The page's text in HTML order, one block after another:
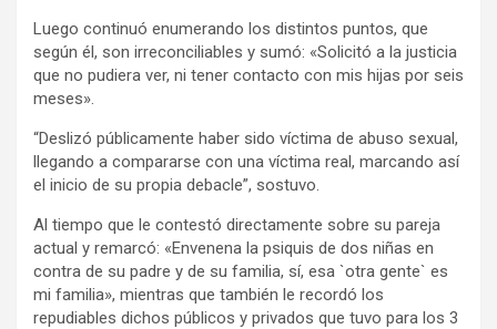
Luego continuó enumerando los distintos puntos, que
según él, son irreconciliables y sumó: «Solicitó a la justicia
que no pudiera ver, ni tener contacto con mis hijas por seis
meses».
“Deslizó públicamente haber sido víctima de abuso sexual,
llegando a compararse con una víctima real, marcando así
el inicio de su propia debacle”, sostuvo.
Al tiempo que le contestó directamente sobre su pareja
actual y remarcó: «Envenena la psiquis de dos niñas en
contra de su padre y de su familia, sí, esa `otra gente` es
mi familia», mientras que también le recordó los
repudiables dichos públicos y privados que tuvo para los 3